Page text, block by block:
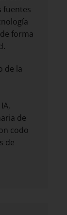
fuentes
forma
de la
de
codo
de